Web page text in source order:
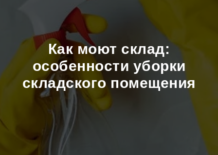
Как моют склад:
особенности уборки
складского помещения